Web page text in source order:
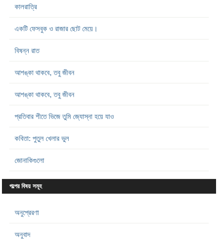
কালরাত্রি
একটি ফেসবুক ও রাজার ছোট মেয়ে।
বিষন্ন রাত
আশঙ্কা থাকবে, তবু জীবন
আশঙ্কা থাকবে, তবু জীবন
প্রতিবার শীতে ভিজে তুমি জ্যোস্না হয়ে যাও
কবিতা: পুতুল খেলার ভুল
জোনাকিগুলো
গল্পের বিষয় সমূহ
অনুপ্রেরণা
অনুবাদ